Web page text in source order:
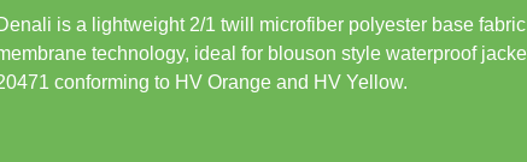
is a lightweight 2/1 twill microfiber polyester base
technology, ideal for blouson style waterproof
conforming to HV Orange and HV Yellow.